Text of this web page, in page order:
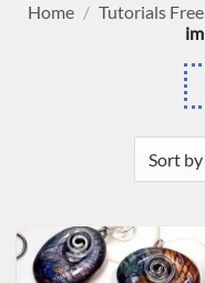
Home / Tutorials Free